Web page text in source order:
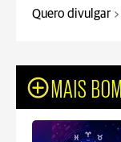
Quero divulgar
MAIS